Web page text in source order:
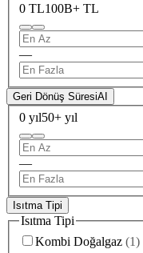
0 TL100B+ TL
—
Geri Dönüş SüresiAI
0 yıl50+ yıl
—
Isıtma Tipi
Isıtma Tipi
Kombi Doğalgaz (1)